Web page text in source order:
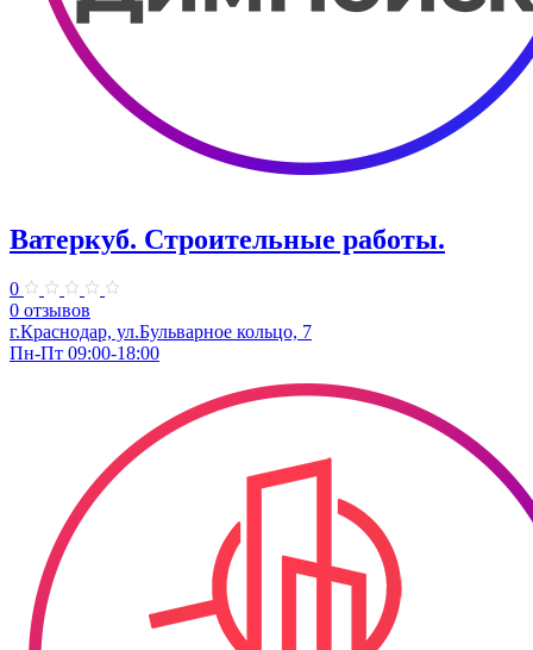
Ватеркуб. Строительные работы.
0
0 отзывов
г.Краснодар, ул.Бульварное кольцо, 7
Пн-Пт 09:00-18:00